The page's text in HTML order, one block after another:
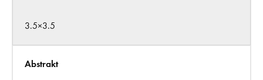
3.5×3.5
Abstrakt